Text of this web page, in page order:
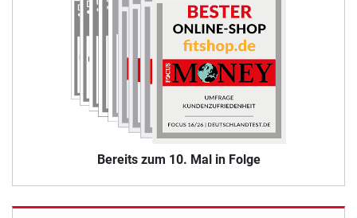
Bereits zum 10. Mal in Folge